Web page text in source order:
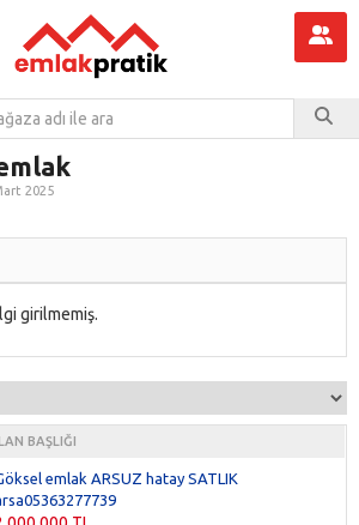
2025
girilmemiş.
BAŞLIĞI
emlak ARSUZ hatay SATLIK